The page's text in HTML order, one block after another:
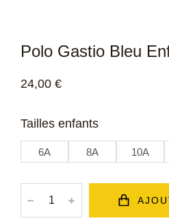
Polo Gastio Bleu
24,00 €
Tailles enfants
6A 8A 10A
﹣ ﹢